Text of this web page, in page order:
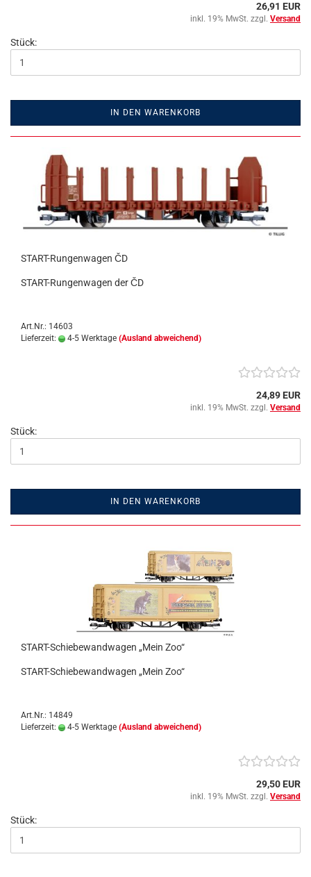
26,91 EUR
inkl. 19% MwSt. zzgl. Versand
Stück:
IN DEN WARENKORB
START-Rungenwagen ČD
START-Rungenwagen der ČD
Art.Nr.: 14603
Lieferzeit:
4-5 Werktage (Ausland abweichend)
24,89 EUR
inkl. 19% MwSt. zzgl. Versand
Stück:
IN DEN WARENKORB
START-Schiebewandwagen „Mein Zoo“
START-Schiebewandwagen „Mein Zoo“
Art.Nr.: 14849
Lieferzeit:
4-5 Werktage (Ausland abweichend)
29,50 EUR
inkl. 19% MwSt. zzgl. Versand
Stück: